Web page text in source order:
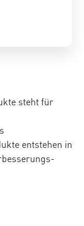
steht für
entstehen in